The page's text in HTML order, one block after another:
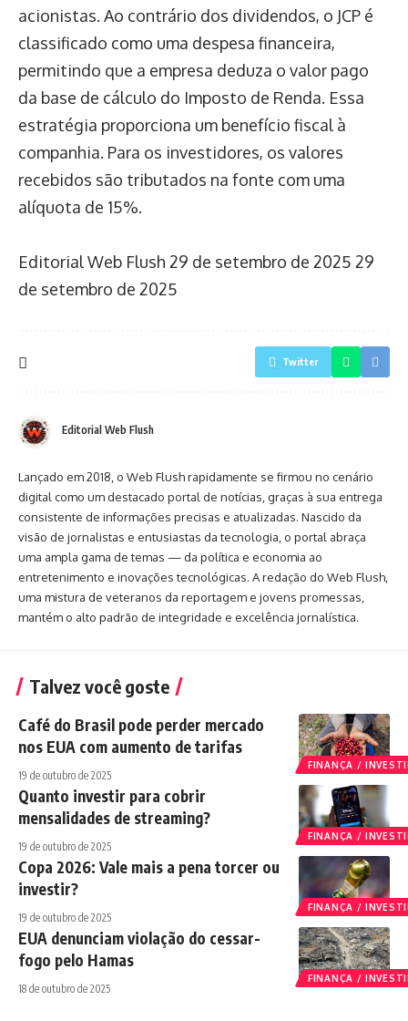
acionistas. Ao contrário dos dividendos, o JCP é
classificado como uma despesa financeira,
permitindo que a empresa deduza o valor pago
da base de cálculo do Imposto de Renda. Essa
estratégia proporciona um benefício fiscal à
companhia. Para os investidores, os valores
recebidos são tributados na fonte com uma
alíquota de 15%.
Editorial Web Flush 29 de setembro de 2025 29
de setembro de 2025
Twitter
Editorial Web Flush
Lançado em 2018, o Web Flush rapidamente se firmou no cenário
digital como um destacado portal de notícias, graças à sua entrega
consistente de informações precisas e atualizadas. Nascido da
visão de jornalistas e entusiastas da tecnologia, o portal abraça
uma ampla gama de temas — da política e economia ao
entretenimento e inovações tecnológicas. A redação do Web Flush,
uma mistura de veteranos da reportagem e jovens promessas,
mantém o alto padrão de integridade e excelência jornalística.
Talvez você goste
FINANÇA /
Café do Brasil pode perder mercado
nos EUA com aumento de tarifas
19 de outubro de 2025
FINANÇA /
Quanto investir para cobrir
mensalidades de streaming?
19 de outubro de 2025
FINANÇA /
Copa 2026: Vale mais a pena torcer ou
investir?
19 de outubro de 2025
FINANÇA /
EUA denunciam violação do cessar-
fogo pelo Hamas
18 de outubro de 2025